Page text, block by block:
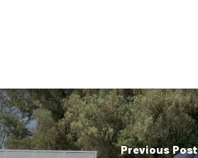
Previous Post